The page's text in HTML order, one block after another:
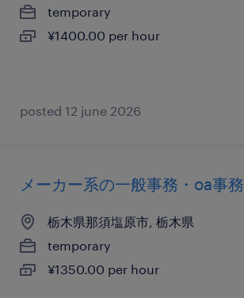
temporary
¥1400.00 per hour
posted 12 june 2026
メーカー系の一般事務・oa事務
栃木県那須塩原市, 栃木県
temporary
¥1350.00 per hour